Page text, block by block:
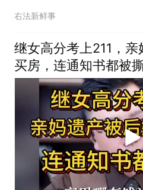
深挖真相曝光
右法新鲜事
继女高分考上211，
买房，连通知书都被